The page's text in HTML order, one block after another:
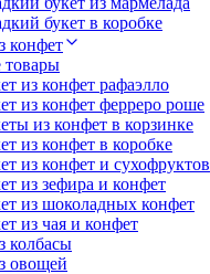
букет в коробке
конфет
товары
из конфет рафаэлло
из конфет ферреро роше
из конфет в корзинке
из конфет в коробке
из конфет и сухофруктов
из зефира и конфет
из шоколадных конфет
из чая и конфет
колбасы
овощей